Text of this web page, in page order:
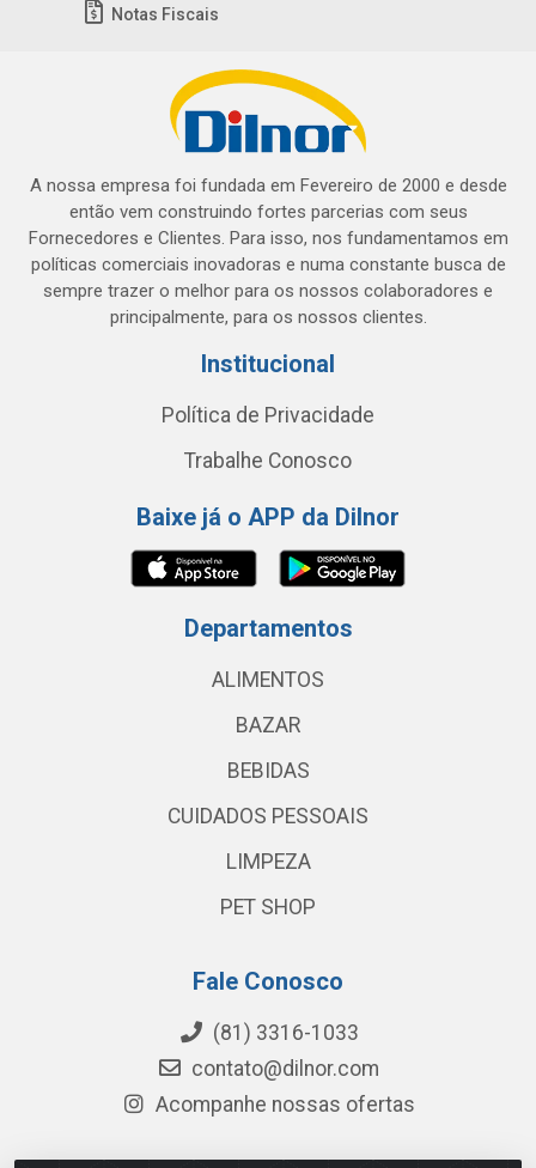
Notas Fiscais
A nossa empresa foi fundada em Fevereiro de 2000 e desde
então vem construindo fortes parcerias com seus
Fornecedores e Clientes. Para isso, nos fundamentamos em
políticas comerciais inovadoras e numa constante busca de
sempre trazer o melhor para os nossos colaboradores e
principalmente, para os nossos clientes.
Institucional
Política de Privacidade
Trabalhe Conosco
Baixe já o APP da Dilnor
Departamentos
ALIMENTOS
BAZAR
BEBIDAS
CUIDADOS PESSOAIS
LIMPEZA
PET SHOP
Fale Conosco
(81) 3316-1033
contato@dilnor.com
Acompanhe nossas ofertas